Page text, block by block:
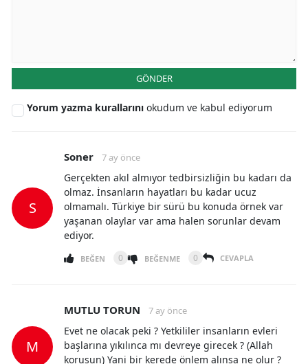
GÖNDER
Yorum yazma kurallarını okudum ve kabul ediyorum
S
Soner 7 ay önce
Gerçekten akıl almıyor tedbirsizliğin bu kadarı da
olmaz. İnsanların hayatları bu kadar ucuz
olmamalı. Türkiye bir sürü bu konuda örnek var
yaşanan olaylar var ama halen sorunlar devam
ediyor.
BEĞEN 0 BEĞENME 0 CEVAPLA
M
MUTLU TORUN 7 ay önce
Evet ne olacak peki ? Yetkililer insanların evleri
başlarına yıkılınca mı devreye girecek ? (Allah
korusun) Yani bir kerede önlem alınsa ne olur ?